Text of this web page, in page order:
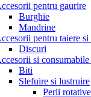
pentru gaurire
Burghie
Mandrine
pentru taiere si
Discuri
si
Biti
Slefuire si lustruire
Perii rotative